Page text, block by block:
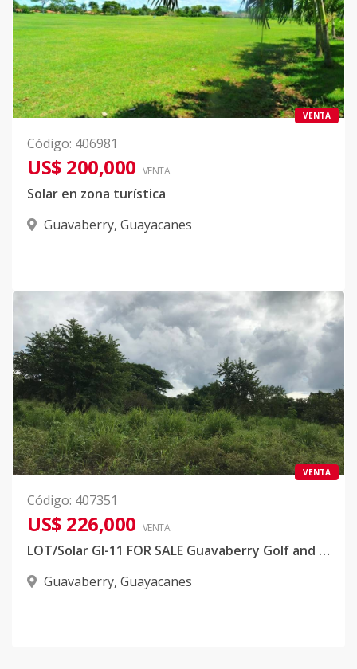
VENTA
Código: 406981
US$ 200,000 VENTA
Solar en zona turística
Guavaberry, Guayacanes
VENTA
Código: 407351
US$ 226,000 VENTA
LOT/Solar GI-11 FOR SALE Guavaberry Golf and Country Club Solar GI-11 Guavaberry Golf and Country Club
Guavaberry, Guayacanes